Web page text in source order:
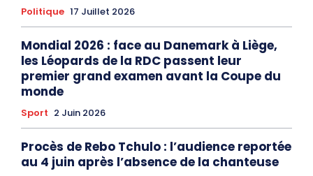
Politique 17 Juillet 2026
Mondial 2026 : face au Danemark à Liège,
les Léopards de la RDC passent leur
premier grand examen avant la Coupe du
monde
Sport 2 Juin 2026
Procès de Rebo Tchulo : l’audience reportée
au 4 juin après l’absence de la chanteuse